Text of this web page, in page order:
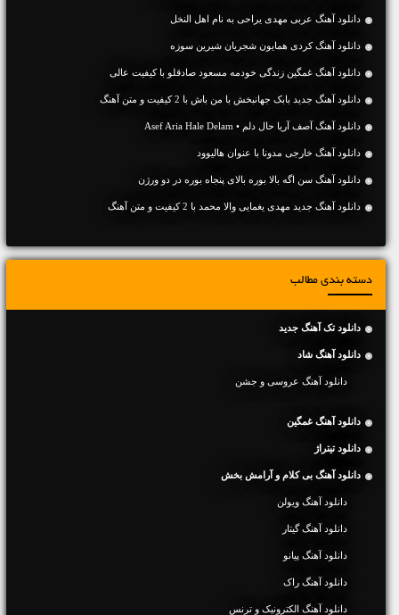
دانلود آهنگ عربی مهدی یراحی به نام اهل النخل
دانلود آهنگ کردی همایون شجریان شیرین سوزه
دانلود آهنگ غمگین زندگی خودمه مسعود صادقلو با کیفیت عالی
دانلود آهنگ جديد بابک جهانبخش با من باش با 2 کیفیت و متن آهنگ
دانلود آهنگ آصف آریا حال دلم • Asef Aria Hale Delam
دانلود آهنگ خارجی مدونا با عنوان هالیوود
دانلود آهنگ سن اگه بالا بوره بالای پنجاه بوره در دو ورژن
دانلود آهنگ جديد مهدی یغمایی والا محمد با 2 کیفیت و متن آهنگ
دسته بندی مطالب
دانلود تک آهنگ جدید
دانلود آهنگ شاد
دانلود آهنگ عروسی و جشن
دانلود آهنگ غمگین
دانلود تیتراژ
دانلود آهنگ بی کلام و آرامش بخش
دانلود آهنگ ویولن
دانلود آهنگ گیتار
دانلود آهنگ پیانو
دانلود آهنگ راک
دانلود آهنگ الکترونیک و ترنس